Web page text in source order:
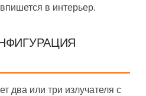
в интерьер.
два или три излучателя с